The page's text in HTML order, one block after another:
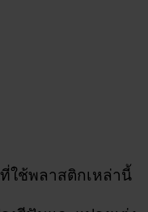
ใช้พลาสติกเหล่านี้